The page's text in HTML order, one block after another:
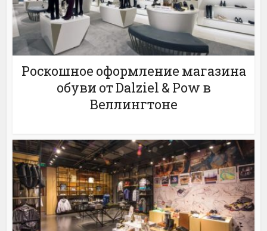
Роскошное оформление магазина
обуви от Dalziel & Pow в
Веллингтоне